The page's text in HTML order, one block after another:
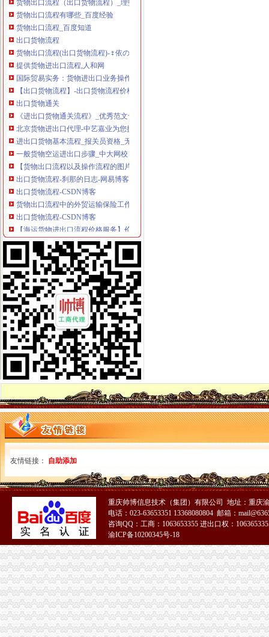
货物出口流程有哪些_百度经验
货物出口流程_百度知道
出口货物流程
货物出口流程(出口货物流程)-♀依の亿°♂的日志-网易博客
提供货物进出口流程,人和网
国际贸易实务：货物进出口业务操作流程-搜百科
【出口货物流程】-出口货物流程价格|批发-出口货物流程公司-页88网
出口货物通关
《进出口货物通关流程》_优秀范文十篇
北京货物进出口代理-中艺嘉业为您提供门到门的一条龙服务-供应信息
进出口货物基本流程_报关员资格_无忧考网
一般货物空运进出口步骤_中大网校
【货物出口流程以及操作流程的图片】-宝安宝安易登网
出口货物流程-刹那的日志-网易博客
出口货物流程-CSDN博客
货物出口流程中的外贸运输保险工作-百科教程网_经验分享平台[上学
出口货物流程-CSDN博客
【海运货物进出口流程价格服务】价格_厂家_图片-Hc360慧聪网
提供货物出口流程,危险品海运咨询,人和网
突尼斯拟简化货物进出口流程_新闻中心_大河网
【货物出口的业务流程】_产品资讯_一呼百应资讯频道
【出口货物流程】_出口货物流程批发价_出口货物流程货源--虎易网
空运货物出口操作流程_货物运输—中国物通网
出口货物流程_出口货物流程doc下载_爱问共享资料
一般进出口货物的报关程序
出口货物基本流程_互动百科
运输物流出口货物流程-供应信息-环球经贸网
一般货物空运进出口基本流程_搜狐_搜狐网
出口货物退运流程
货物出口的业务流程[1]-国际货运代理-无忧考网
货物进出口流程.ppt
【货物出口全部流程】价格_厂家_图片-Hc360慧聪网
出口货物流程_已解决-阿里巴巴生意经
出口货物流程.ppt
出口货物流程_已解决-阿里巴巴生意经
海运货物出口操作流程_百度经验
出口货物流程[1]
货物出口越南通关流程
物流公司货物出口流程-搬家物流-久久信息网
集装箱货物出口过程中的一般流程介绍——运去哪
出口货物流程_中华文本库
出口货物流程法规-110网
出口货物流程法规-110网
货物出口退运流程
货物出口流程
上海出口货物退运报关流程手续/懂海关内部流程
外贸知识：外贸进出口货物操作流程
出口流程-搜百科
海运出口货物基本流程_百度经验
货物出口流程
友情链接： 自助添加
重庆帅博信息技术（集团）有限公司 地址：重庆
电话：023-63653351 13368080804 邮箱：
咨询QQ：工商：1063653355 进出口权：
渝ICP备10200345号-18